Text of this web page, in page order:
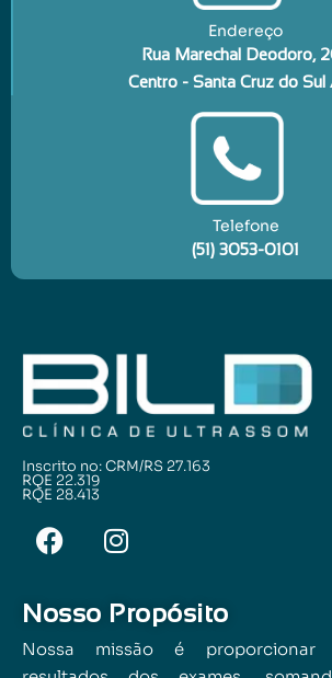
Endereço
Rua Marechal Deodoro,
Centro - Santa Cruz do Sul
Telefone
(51) 3053-0101
Inscrito no: CRM/RS 27.163
RQE 22.319
RQE 28.413
Nosso Propósito
Nossa missão é proporcionar